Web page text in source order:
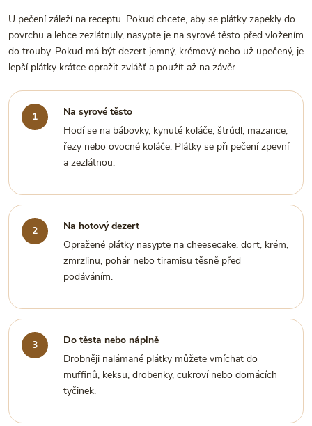
U pečení záleží na receptu. Pokud chcete, aby se plátky zapekly do
povrchu a lehce zezlátnuly, nasypte je na syrové těsto před vložením
do trouby. Pokud má být dezert jemný, krémový nebo už upečený, je
lepší plátky krátce opražit zvlášť a použít až na závěr.
Na syrové těsto
Hodí se na bábovky, kynuté koláče, štrúdl, mazance,
řezy nebo ovocné koláče. Plátky se při pečení zpevní
a zezlátnou.
Na hotový dezert
Opražené plátky nasypte na cheesecake, dort, krém,
zmrzlinu, pohár nebo tiramisu těsně před
podáváním.
Do těsta nebo náplně
Drobněji nalámané plátky můžete vmíchat do
muffinů, keksu, drobenky, cukroví nebo domácích
tyčinek.